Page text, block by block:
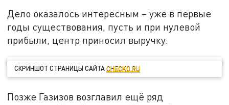
Дело оказалось интересным – уже в первые
годы существования, пусть и при нулевой
прибыли, центр приносил выручку:
СКРИНШОТ СТРАНИЦЫ САЙТАCHECKO.RU
Позже Газизов возглавил ещё ряд